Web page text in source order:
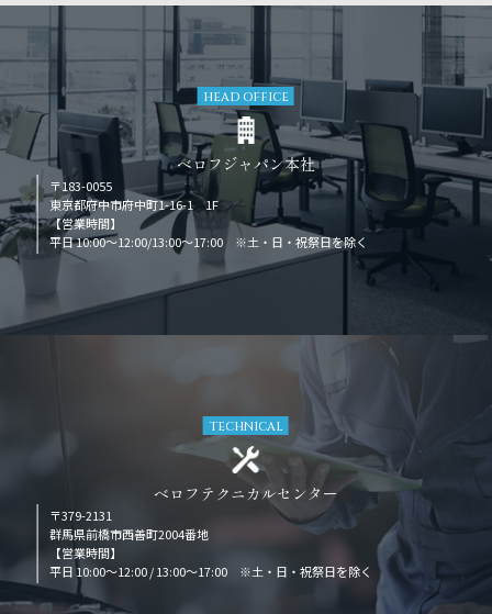
HEAD OFFICE
ベロフジャパン本社
〒183-0055
東京都府中市府中町1-16-1 1F
【営業時間】
平日 10:00～12:00/13:00～17:00 ※土・日・祝祭日を除く
TECHNICAL
ベロフテクニカルセンター
〒379-2131
群馬県前橋市西善町2004番地
【営業時間】
平日 10:00～12:00 / 13:00～17:00 ※土・日・祝祭日を除く